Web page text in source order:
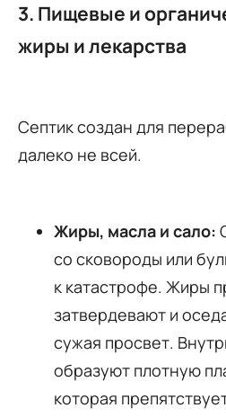
3. Пищевые и
жиры и лекарства
Септик создан для
далеко не всей.
Жиры, масла и сало:
со сковороды или
к катастрофе. Жиры
затвердевают и
сужая просвет.
образуют плотную
которая